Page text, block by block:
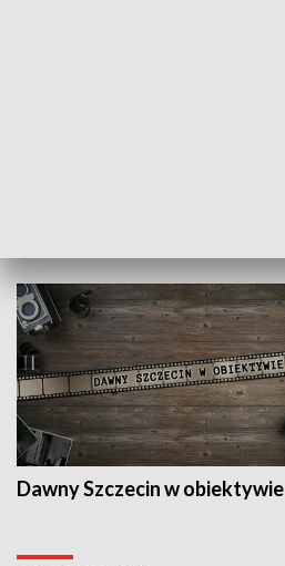
Dawny Szczecin w obiektywie